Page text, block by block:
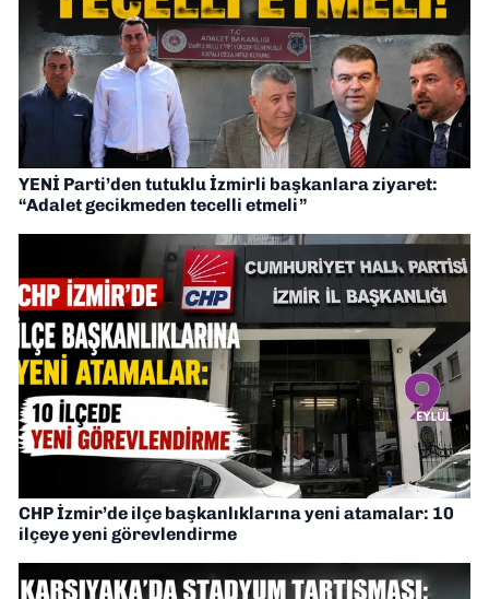
YENİ Parti’den tutuklu İzmirli başkanlara ziyaret:
“Adalet gecikmeden tecelli etmeli”
CHP İzmir’de ilçe başkanlıklarına yeni atamalar: 10
ilçeye yeni görevlendirme